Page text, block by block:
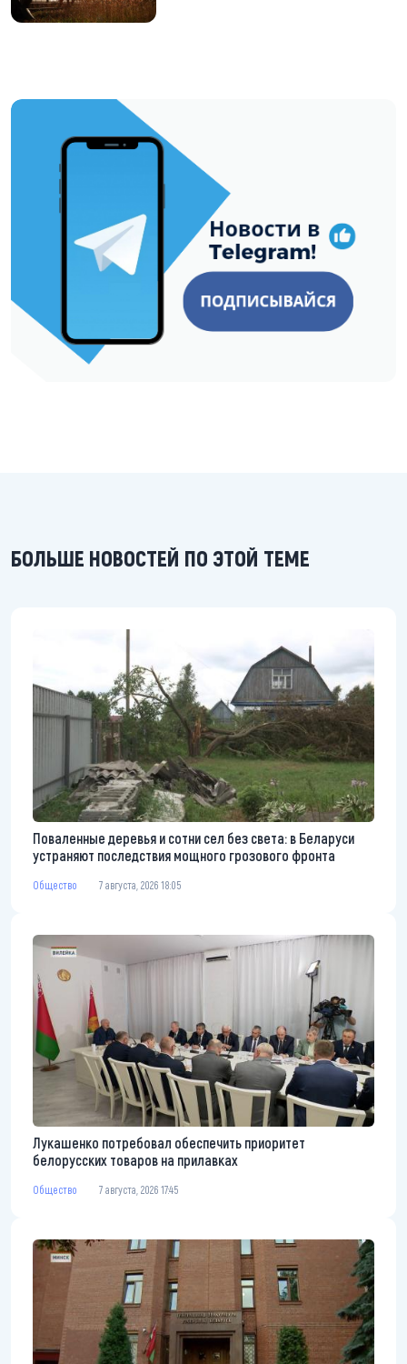
https://t.me/minskctvby
БОЛЬШЕ НОВОСТЕЙ ПО ЭТОЙ ТЕМЕ
Поваленные деревья и сотни сел без света: в Беларуси
устраняют последствия мощного грозового фронта
Общество 7 августа, 2026 18:05
Лукашенко потребовал обеспечить приоритет
белорусских товаров на прилавках
Общество 7 августа, 2026 17:45